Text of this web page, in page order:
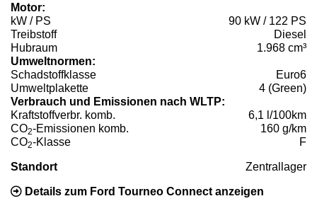
Motor:
kW / PS
90 kW / 122 PS
Treibstoff
Diesel
Hubraum
1.968 cm³
Umweltnormen:
Schadstoffklasse
Euro6
Umweltplakette
4 (Green)
Verbrauch und Emissionen nach WLTP:
Kraftstoffverbr. komb.
6,1 l/100km
CO2-Emissionen komb.
160 g/km
CO2-Klasse F
Standort Zentrallager
Details zum Ford Tourneo Connect anzeigen